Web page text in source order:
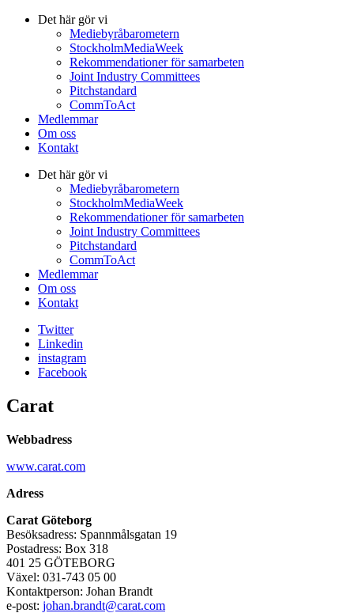
Det här gör vi
Mediebyråbarometern
StockholmMediaWeek
Rekommendationer för samarbeten
Joint Industry Committees
Pitchstandard
CommToAct
Medlemmar
Om oss
Kontakt
Det här gör vi
Mediebyråbarometern
StockholmMediaWeek
Rekommendationer för samarbeten
Joint Industry Committees
Pitchstandard
CommToAct
Medlemmar
Om oss
Kontakt
Twitter
Linkedin
instagram
Facebook
Carat
Webbadress
www.carat.com
Adress
Carat Göteborg
Besöksadress: Spannmålsgatan 19
Postadress: Box 318
401 25 GÖTEBORG
Växel: 031-743 05 00
Kontaktperson: Johan Brandt
e-post: johan.brandt@carat.com